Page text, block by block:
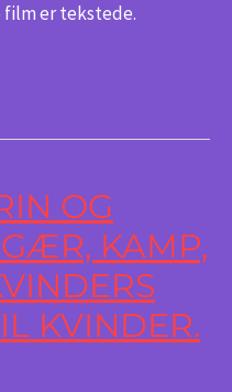
film er tekstede.
OG
KAMP,
KVINDER.